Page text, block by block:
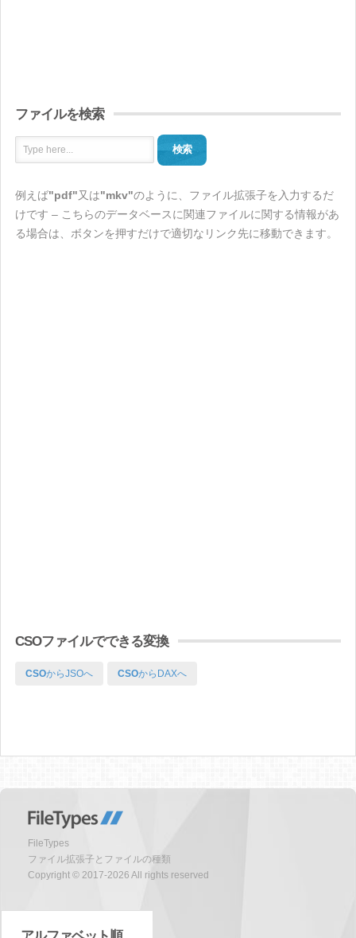
ファイルを検索
検索
例えば"pdf"又は"mkv"のように、ファイル拡張子を入力するだ
けです – こちらのデータベースに関連ファイルに関する情報があ
る場合は、ボタンを押すだけで適切なリンク先に移動できます。
CSOファイルでできる変換
CSOからJSOへ CSOからDAXへ
FileTypes
ファイル拡張子とファイルの種類
Copyright © 2017-2026 All rights reserved